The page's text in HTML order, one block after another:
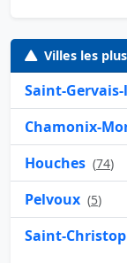
Villes les
Saint-
Chamonix-
Houches (74)
Pelvoux (5)
Saint-